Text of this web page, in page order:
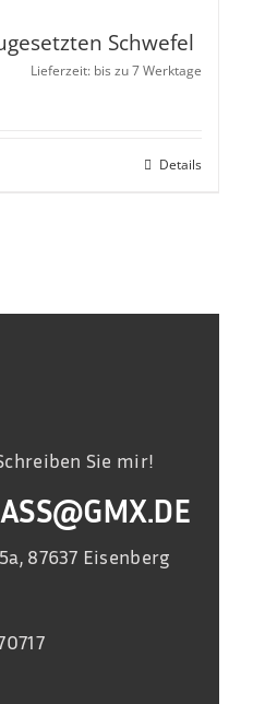
Schwefel
Lieferzeit: bis zu 7 Werktage
Details
Sie mir!
87637 Eisenberg